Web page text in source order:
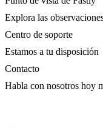
Explora las
Centro de soporte
Estamos a tu disposición
Contacto
Habla con nosotros hoy